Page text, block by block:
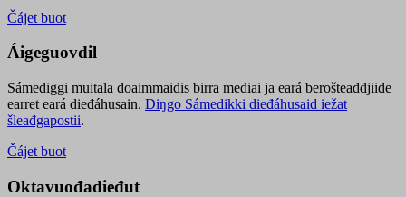
Čájet buot
Áigeguovdil
Sámediggi muitala doaimmaidis birra mediai ja eará berošteaddjiide
earret eará dieđáhusain. Diŋgo Sámedikki dieđáhusaid iežat
šleađgapostii.
Čájet buot
Oktavuođadieđut